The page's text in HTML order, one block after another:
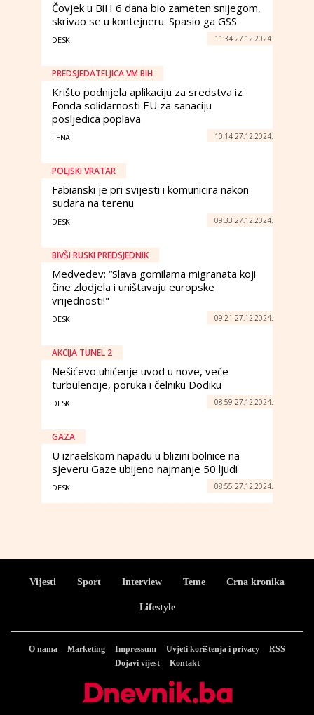
Čovjek u BiH 6 dana bio zameten snijegom,
skrivao se u kontejneru. Spasio ga GSS
DESK 11:34 27.12.2024.
PREDSJEDATELJICA VM BIH
Krišto podnijela aplikaciju za sredstva iz
Fonda solidarnosti EU za sanaciju
posljedica poplava
FENA 10:14 27.12.2024.
POLJSKI VRATAR
Fabianski je pri svijesti i komunicira nakon
sudara na terenu
DESK 09:33 27.12.2024.
BIVŠI RUSKI PREDSJEDNIK
Medvedev: “Slava gomilama migranata koji
čine zlodjela i uništavaju europske
vrijednosti!"
DESK 09:21 27.12.2024.
AKCIJA TUNEL 2
Nešićevo uhićenje uvod u nove, veće
turbulencije, poruka i čelniku Dodiku
DESK 08:59 27.12.2024.
GAZA
U izraelskom napadu u blizini bolnice na
sjeveru Gaze ubijeno najmanje 50 ljudi
DESK 08:55 27.12.2024.
Vijesti Sport Interview Teme Crna kronika
Lifestyle
O nama Marketing Impressum Uvjeti korištenja i privacy
RSS
Dojavi vijest
Kontakt